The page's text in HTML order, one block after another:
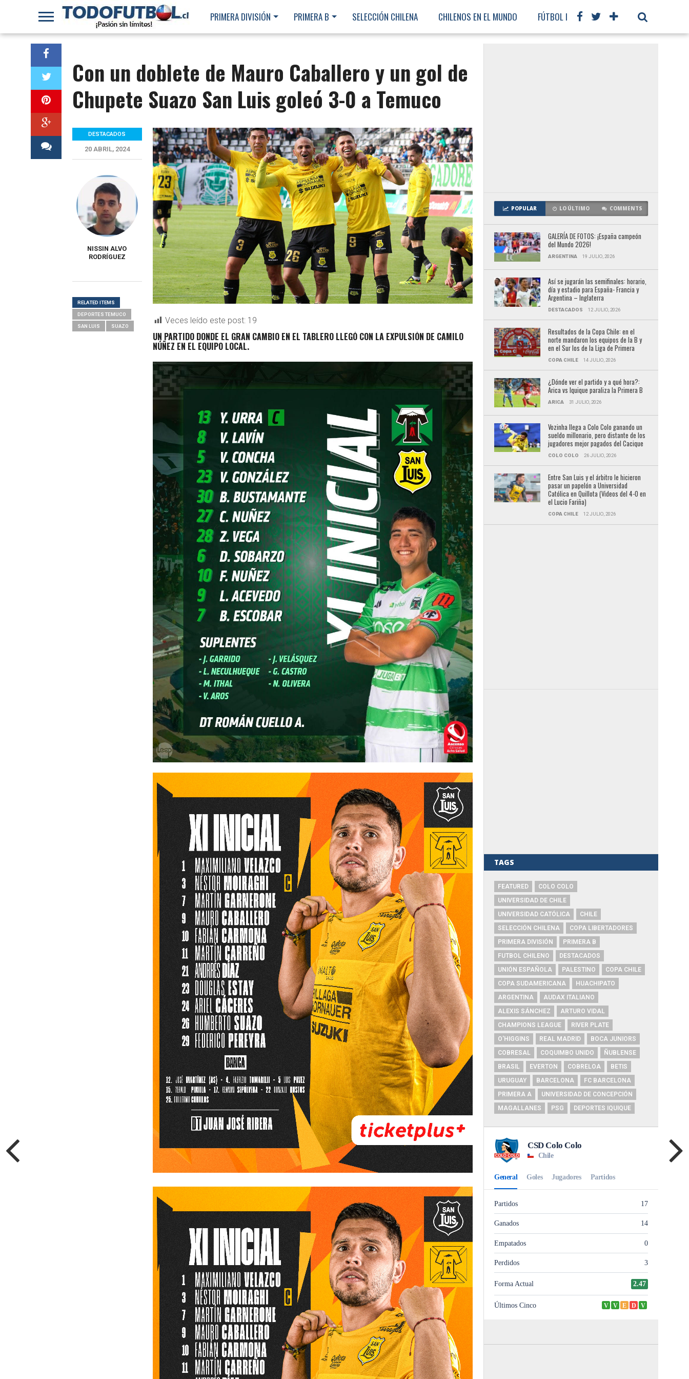
PRIMERA DIVISIÓN PRIMERA B SELECCIÓN CHILENA CHILENOS EN EL MUNDO FÚTBOL INTERNACIONAL
Con un doblete de Mauro Caballero y un gol de
Chupete Suazo San Luis goleó 3-0 a Temuco
Veces leído este post: 19
UN PARTIDO DONDE EL GRAN CAMBIO EN EL TABLERO LLEGÓ CON LA EXPULSIÓN DE CAMILO
NÚÑEZ EN EL EQUIPO LOCAL.
DESTACADOS
20 ABRIL, 2024
NISSIN ALVO
RODRÍGUEZ
RELATED ITEMS
DEPORTES TEMUCO
SAN LUIS SUAZO
POPULAR LO ÚLTIMO COMMENTS
GALERÍA DE FOTOS: ¡España campeón
del Mundo 2026!
ARGENTINA 19 JULIO, 2026
Así se jugarán las semifinales: horario,
día y estadio para España- Francia y
Argentina – Inglaterra
DESTACADOS 12 JULIO, 2026
Resultados de la Copa Chile: en el
norte mandaron los equipos de la B y
en el Sur los de la Liga de Primera
COPA CHILE 14 JULIO, 2026
¿Dónde ver el partido y a qué hora?:
Arica vs Iquique paraliza la Primera B
ARICA 31 JULIO, 2026
Vozinha llega a Colo Colo ganando un
sueldo millonario, pero distante de los
jugadores mejor pagados del Cacique
COLO COLO 26 JULIO, 2026
Entre San Luis y el árbitro le hicieron
pasar un papelón a Universidad
Católica en Quillota (Videos del 4-0 en
el Lucio Fariña)
COPA CHILE 12 JULIO, 2026
TAGS
FEATURED
COLO COLO
UNIVERSIDAD DE CHILE
UNIVERSIDAD CATÓLICA
CHILE
SELECCIÓN CHILENA
COPA LIBERTADORES
PRIMERA DIVISIÓN
PRIMERA B
FUTBOL CHILENO
DESTACADOS
UNIÓN ESPAÑOLA
PALESTINO
COPA CHILE
COPA SUDAMERICANA
HUACHIPATO
ARGENTINA
AUDAX ITALIANO
ALEXIS SÁNCHEZ
ARTURO VIDAL
CHAMPIONS LEAGUE
RIVER PLATE
O'HIGGINS
REAL MADRID
BOCA JUNIORS
COBRESAL
COQUIMBO UNIDO
ÑUBLENSE
BRASIL
EVERTON COBRELOA
BETIS
URUGUAY
BARCELONA
FC BARCELONA
PRIMERA A
UNIVERSIDAD DE CONCEPCIÓN
MAGALLANES
PSG DEPORTES IQUIQUE